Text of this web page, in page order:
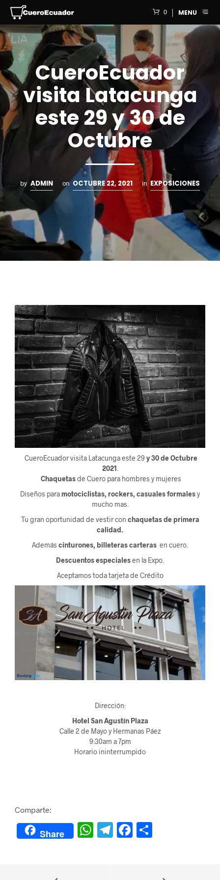
0 MENU
CueroEcuador
visita Latacunga
este 29 y 30 de
Octubre
by ADMIN on OCTUBRE 22, 2021 in EXPOSICIONES
CueroEcuador visita Latacunga este 29 y 30 de Octubre
2021
Chaquetasde Cuero para hombres y mujeres
Diseños para motociclistas, rockers, casuales formalesy
mucho mas.
Tu gran oportunidad de vestir con chaquetas de primera
calidad.
Además cinturones, billeteras carteras en cuero.
Descuentos especialesen la Expo.
Aceptamos toda tarjeta de Crédito
Dirección:
Hotel San Agustín Plaza
Calle 2 de Mayo y Hermanas Páez
9:30am a 7pm
Horario ininterrumpido
Comparte:
Share
W Te F